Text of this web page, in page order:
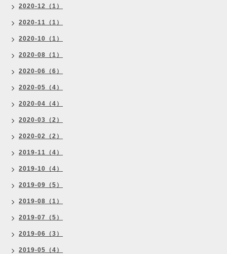
2020-12（1）
2020-11（1）
2020-10（1）
2020-08（1）
2020-06（6）
2020-05（4）
2020-04（4）
2020-03（2）
2020-02（2）
2019-11（4）
2019-10（4）
2019-09（5）
2019-08（1）
2019-07（5）
2019-06（3）
2019-05（4）